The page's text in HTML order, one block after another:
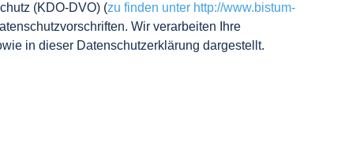
(KDO-DVO) (zu finden unter http://www.bistum-
Wir verarbeiten Ihre
in dieser Datenschutzerklärung dargestellt.